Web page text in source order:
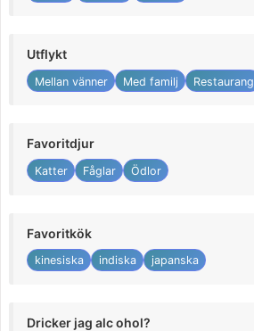
Utflykt
Mellan vänner Med familj Restaurang
Favoritdjur
Katter Fåglar Ödlor
Favoritkök
kinesiska indiska japanska
Dricker jag alc ohol?